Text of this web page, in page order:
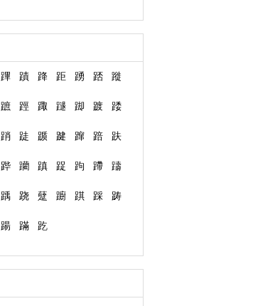
蹕 蹟 跭 距 踴 踎 蹝
蹠 踁 踙 蹆 踋 踱 踒
踃 跿 踬 踺 蹿 踣 趺
跸 躪 蹎 踀 跔 蹛 躊
踽 跷 躠 躕 踑 踩 踌
踼 蹣 趷